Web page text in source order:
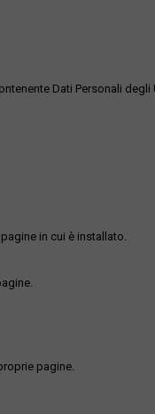
Dati Personali degli
in cui è installato.
pagine.